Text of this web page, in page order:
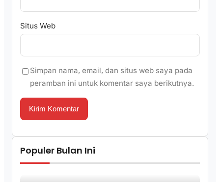
Situs Web
Simpan nama, email, dan situs web saya pada
peramban ini untuk komentar saya berikutnya.
Populer Bulan Ini